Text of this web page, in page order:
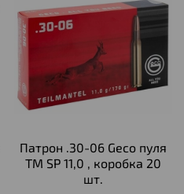
Патрон .30-06 Geco пуля
ТМ SP 11,0 , коробка 20
шт.